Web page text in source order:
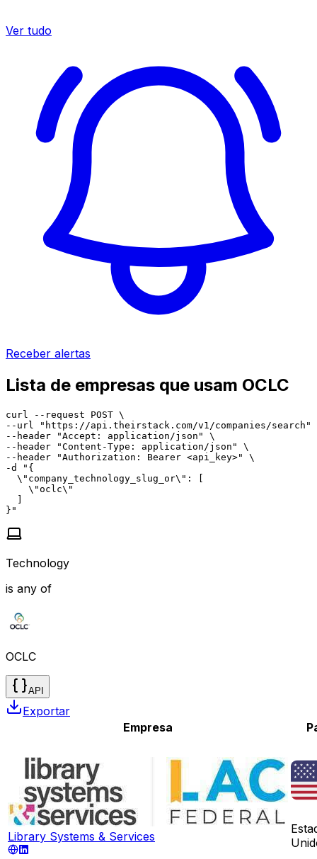
Ver tudo
Receber alertas
Lista de empresas que usam OCLC
curl --request POST \
--url "https://api.theirstack.com/v1/companies/search"
--header "Accept: application/json" \
--header "Content-Type: application/json" \
--header "Authorization: Bearer <api_key>" \
-d "{
  \"company_technology_slug_or\": [
    \"oclc\"
  ]
}"
Technology
is any of
OCLC
API
Exportar
Empresa
Library Systems & Services